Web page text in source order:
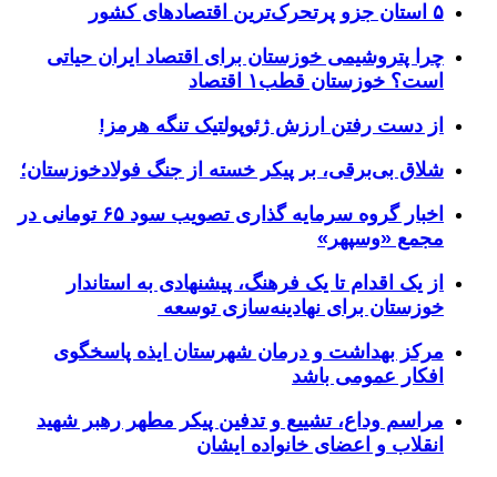
۵ استان جزو پرتحرک‌ترین اقتصاد‌های کشور
چرا پتروشیمی خوزستان برای اقتصاد ایران حیاتی
است؟ خوزستان قطب۱ اقتصاد
از دست رفتن ارزش ژئوپولتیک تنگه هرمز!
شلاق‌ بی‌برقی، بر پیکر خسته‌ از جنگ فولادخوزستان؛
اخبار گروه سرمایه گذاری تصویب سود ۶۵ تومانی در
مجمع «وسپهر»
از یک اقدام تا یک فرهنگ، پیشنهادی به استاندار
خوزستان برای نهادینه‌سازی توسعه
مرکز بهداشت و درمان شهرستان ایذه پاسخگوی
افکار عمومی باشد
مراسم وداع، تشییع و تدفین پیکر مطهر رهبر شهید
انقلاب و اعضای خانواده ایشان